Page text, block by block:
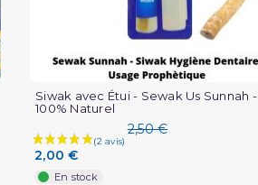
Siwak avec Étui - Sewak Us Sunnah -
100% Naturel
2,50 €
2,00 €
En stock